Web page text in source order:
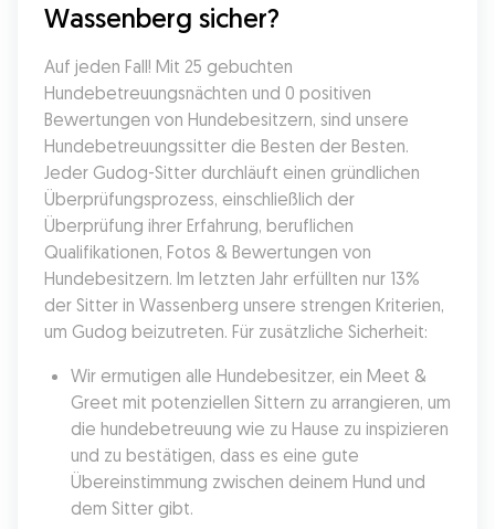
Wassenberg sicher?
Auf jeden Fall! Mit 25 gebuchten
Hundebetreuungsnächten und 0 positiven
Bewertungen von Hundebesitzern, sind unsere
Hundebetreuungssitter die Besten der Besten.
Jeder Gudog-Sitter durchläuft einen gründlichen
Überprüfungsprozess, einschließlich der
Überprüfung ihrer Erfahrung, beruflichen
Qualifikationen, Fotos & Bewertungen von
Hundebesitzern. Im letzten Jahr erfüllten nur 13%
der Sitter in Wassenberg unsere strengen Kriterien,
um Gudog beizutreten. Für zusätzliche Sicherheit:
Wir ermutigen alle Hundebesitzer, ein Meet &
Greet mit potenziellen Sittern zu arrangieren, um
die hundebetreuung wie zu Hause zu inspizieren
und zu bestätigen, dass es eine gute
Übereinstimmung zwischen deinem Hund und
dem Sitter gibt.